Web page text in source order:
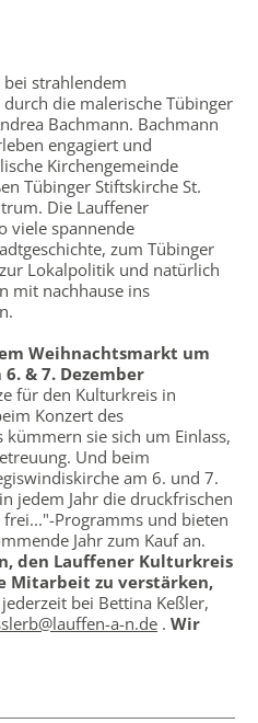
strahlendem
die malerische Tübinger
Bachmann. Bachmann
engagiert und
Kirchengemeinde
Tübinger Stiftskirche St.
Die Lauffener
viele spannende
zum Tübinger
Lokalpolitik und natürlich
mit nachhause ins
Weihnachtsmarkt um
& 7. Dezember
für den Kulturkreis in
Konzert des
kümmern sie sich um Einlass,
Und beim
am 6. und 7.
jedem Jahr die druckfrischen
Programms und bieten
Jahr zum Kauf an.
den Lauffener Kulturkreis
Mitarbeit zu verstärken,
bei Bettina Keßler,
a-n.de . Wir